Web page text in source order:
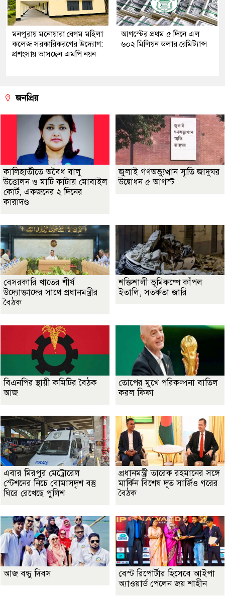
মনপুরায় মনোয়ারা বেগম মহিলা
কলেজ সরকারিকরণের উদ্যোগ:
প্রশংসায় ভাসছেন এমপি নয়ন
আগস্টের প্রথম ৫ দিনে এল
৬০২ মিলিয়ন ডলার রেমিট্যান্স
জনপ্রিয়
কালিহাতীতে অবৈধ বালু
উত্তোলন ও মাটি কাটায় মোবাইল
কোর্ট, একজনের ২ দিনের
কারাদণ্ড
জুলাই গণঅভ্যুত্থান স্মৃতি জাদুঘর
উদ্বোধন ৫ আগস্ট
বেসরকারি খাতের শীর্ষ
উদ্যোক্তাদের সাথে প্রধানমন্ত্রীর
বৈঠক
শক্তিশালী ভূমিকম্পে কাঁপল
ইতালি, সতর্কতা জারি
বিএনপির স্থায়ী কমিটির বৈঠক
আজ
তোপের মুখে পরিকল্পনা বাতিল
করল ফিফা
এবার মিরপুর মেট্রোরেল
স্টেশনের নিচে বোমাসদৃশ বস্তু
ঘিরে রেখেছে পুলিশ
প্রধানমন্ত্রী তারেক রহমানের সঙ্গে
মার্কিন বিশেষ দূত সার্জিও গরের
বৈঠক
আজ বন্ধু দিবস
বেস্ট রিপোর্টার হিসেবে আইপা
অ্যাওয়ার্ড পেলেন জয় শাহীন